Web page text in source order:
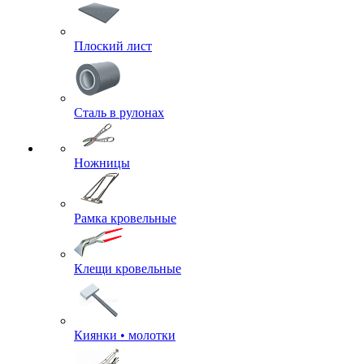
Плоский лист
Сталь в рулонах
Ножницы
Рамка кровельные
Клещи кровельные
Киянки • молотки